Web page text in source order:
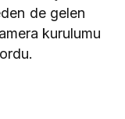
de gelen
kurulumu